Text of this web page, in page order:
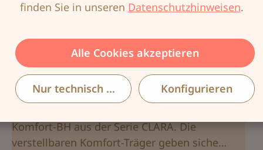
Beschreibung
Komfort-BH aus der Serie CLARA. Die
verstellbaren Komfort-Träger geben siche…
finden Sie in unseren Datenschutzhinweisen.
Alle Cookies akzeptieren
Nur technisch notwendigeKonfigurieren